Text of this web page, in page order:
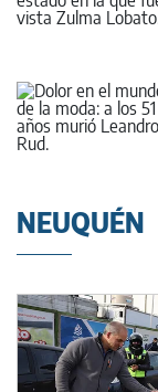
NEUQUÉN